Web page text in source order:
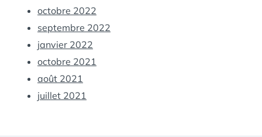
octobre 2022
septembre 2022
janvier 2022
octobre 2021
août 2021
juillet 2021